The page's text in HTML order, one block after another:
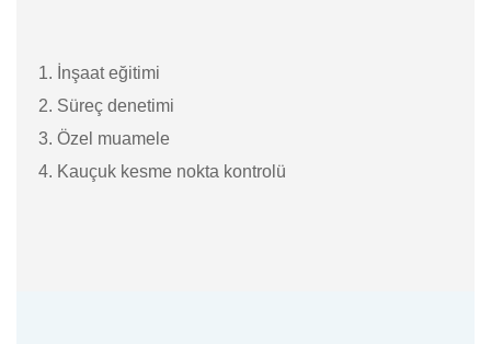
1. İnşaat eğitimi
2. Süreç denetimi
3. Özel muamele
4. Kauçuk kesme nokta kontrolü